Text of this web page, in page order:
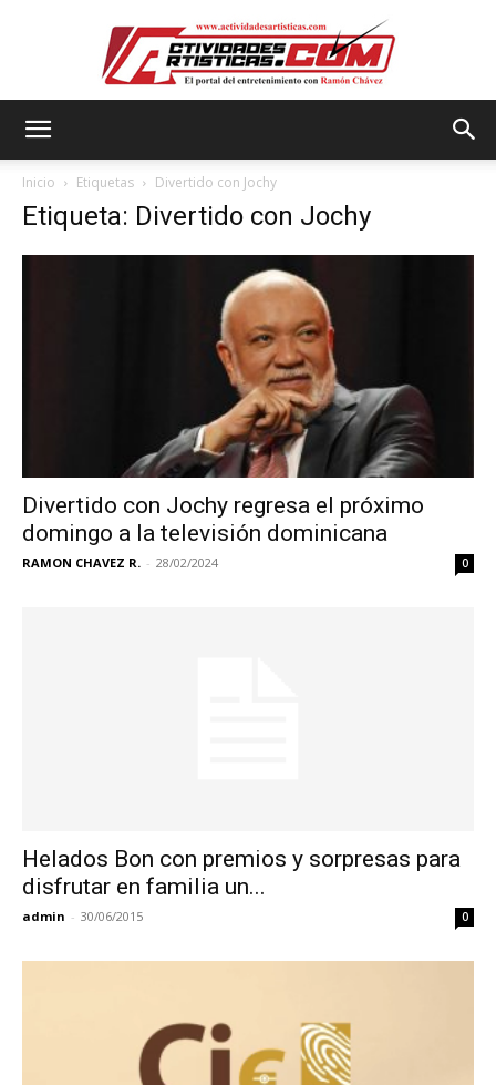
Inicio Etiquetas Divertido con Jochy
Etiqueta: Divertido con Jochy
Divertido con Jochy regresa el próximo
domingo a la televisión dominicana
RAMON CHAVEZ R. - 28/02/2024 0
Helados Bon con premios y sorpresas para
disfrutar en familia un...
admin - 30/06/2015 0